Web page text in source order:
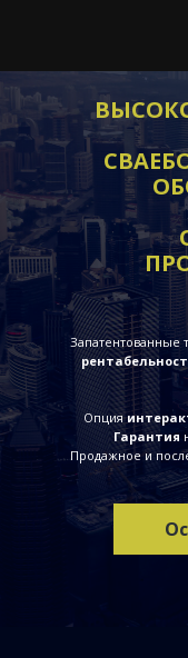
Запатентованные
Опция
Гарантия
Продажное и